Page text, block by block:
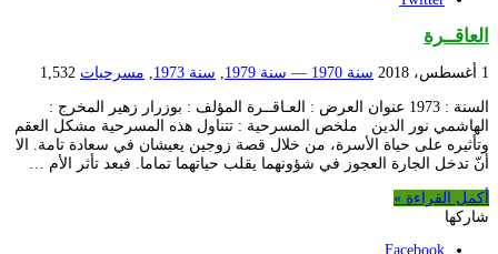
العاقــرة
1 أغسطس، 2018 سنة 1970 — سنة 1979 , سنة 1973 , مسرحيات 1,532
السنة : 1973 عنوان العرض : العـاقــرة المؤلف : بوزرار زهير المخرج :
الهاشمي نور الدين ملخص المسرحية : تتناول هذه المسرحية مشكل العقم
وتأثيره على حياة الأسرة، من خلال قصة زوجين يعيشان في سعادة تامة. الا
أنّ تدخل الجارة العجوز في شؤونهما يقلب حياتهما تماما. فبعد تأثر الأم …
أكمل القراءة »
شاركها
Facebook